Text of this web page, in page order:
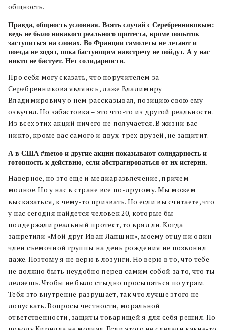
общность.
Правда, общность условная. Взять случай с Серебренниковым:
ведь не было никакого реального протеста, кроме попыток
заступиться на словах. Во Франции самолеты не летают и
поезда не ходят, пока бастующим навстречу не пойдут. А у нас
никто не бастует. Нет солидарности.
Про себя могу сказать, что поручителем за
Серебренникова являюсь, даже Владимиру
Владимировичу о нем рассказывал, позицию свою ему
озвучил. Но забастовка – это что-то из другой реальности.
Из всех этих акций ничего не получается. В жизни вас
никто, кроме вас самого и двух-трех друзей, не защитит.
А в США #metoo и другие акции показывают солидарность и
готовность к действию, если абстрагироваться от их истерии.
Наверное, но это еще и медиаразвлечение, причем
модное. Но у нас в стране все по-другому. Мы можем
высказаться, к чему-то призвать. Но если вы считаете, что
у нас сегодня найдется человек 20, которые бы
поддержали реальный протест, то вряд ли. Когда
запретили «Мой друг Иван Лапшин», моему отцу ни один
член съемочной группы на день рождения не позвонил
даже. Поэтому я не верю в лозунги. Но верю в то, что тебе
не должно быть неудобно перед самим собой за то, что ты
делаешь. Чтобы не было стыдно просыпаться по утрам.
Тебя это внутренне разрушает, так что лучше этого не
допускать. Вопросы честности, моральной
ответственности, защиты товарищей я для себя решил. По